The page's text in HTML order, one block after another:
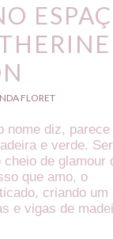
FLORET
nome diz, parece
e verde.
de glamour
que amo, o
criando um
e vigas de